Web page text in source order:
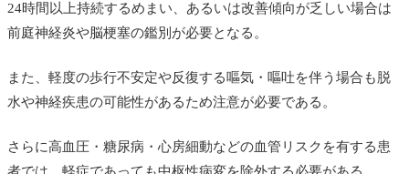
24時間以上持続するめまい、あるいは改善傾向が乏しい場合は
前庭神経炎や脳梗塞の鑑別が必要となる。
また、軽度の歩行不安定や反復する嘔気・嘔吐を伴う場合も脱
水や神経疾患の可能性があるため注意が必要である。
さらに高血圧・糖尿病・心房細動などの血管リスクを有する患